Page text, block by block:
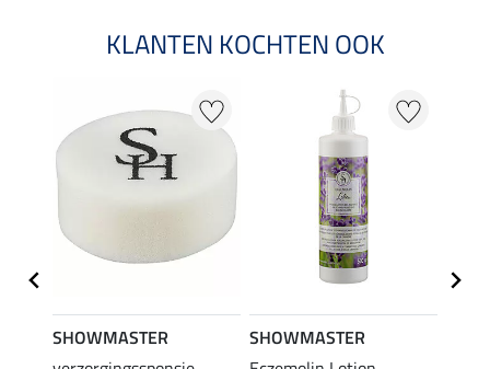
KLANTEN KOCHTEN OOK
SHOWMASTER
SHOWMASTER